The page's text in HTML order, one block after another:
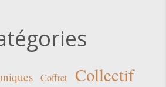
Coffret
Collectif